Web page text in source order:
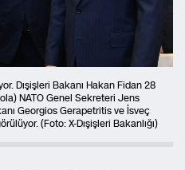
Dışişleri Bakanı Hakan Fidan 28
NATO Genel Sekreteri Jens
Georgios Gerapetritis ve İsveç
(Foto: X-Dışişleri Bakanlığı)